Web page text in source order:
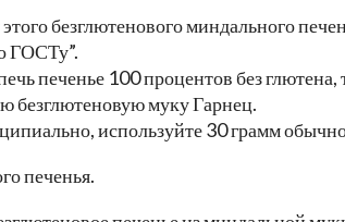
безглютенового миндального
ГОСТу”.
печенье 100 процентов без
безглютеновую муку Гарнец.
используйте 30 грамм
печенья.